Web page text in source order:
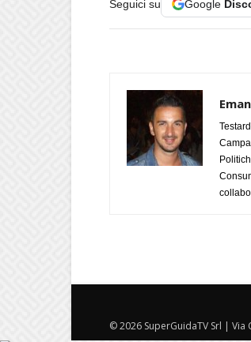
Seguici su Google
© 2026 SuperGuidaTV Srl | Via